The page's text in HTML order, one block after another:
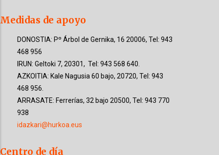
Medidas de apoyo
DONOSTIA: Pº Árbol de Gernika, 16 20006, Tel: 943
468 956
IRUN: Geltoki 7, 20301, Tel: 943 568 640.
AZKOITIA: Kale Nagusia 60 bajo, 20720, Tel: 943
468 956.
ARRASATE: Ferrerías, 32 bajo 20500, Tel: 943 770
938
idazkari@hurkoa.eus
Centro de día